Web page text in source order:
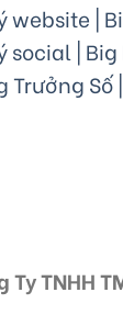
website |
social | Big
Trưởng Số
Ty TNHH